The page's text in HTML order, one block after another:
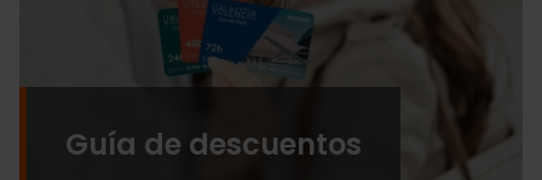
Guía de descuentos